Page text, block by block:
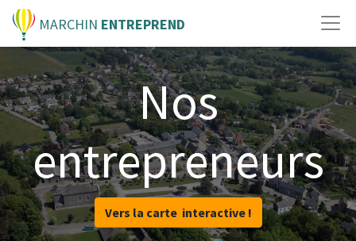
MARCHIN ENTREPREND
Nos
entrepreneurs
Vers la carte interactive !